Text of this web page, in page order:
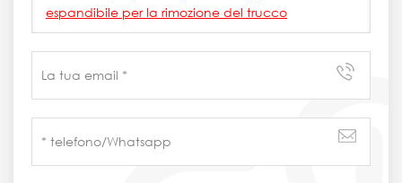
espandibile per la rimozione del trucco